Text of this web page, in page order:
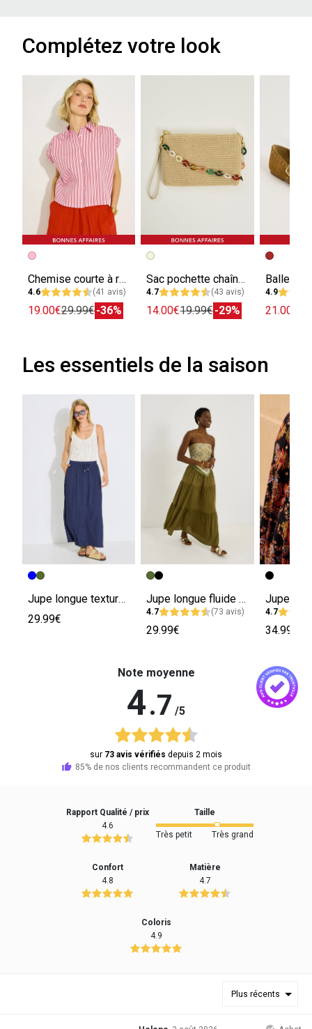
Complétez votre look
Chemise courte à rayures femme
4.6 (41 avis)
19.00€29.99€-36%
Sac pochette chaîne fantaisie femme
4.7 (43 avis)
14.00€19.99€-29%
4.9
21.00€
Les essentiels de la saison
Jupe longue texturée avec poches
29.99€
Jupe longue fluide unie à poches
4.7 (73 avis)
29.99€
4.7
34.99€
Note moyenne
4.7 /5
sur 73 avis vérifiés depuis 2 mois
85% de nos clients recommandent ce produit
Rapport Qualité / prix
4.6
Taille
Très petit Très grand
Confort
4.8
Matière
4.7
Coloris
4.9
Plus récents